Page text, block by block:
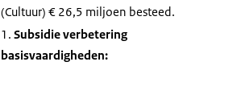
(Cultuur) € 26,5 miljoen besteed.
1. Subsidie verbetering
basisvaardigheden: